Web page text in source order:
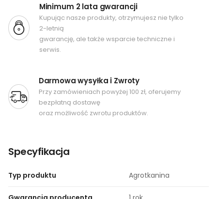
Minimum 2 lata gwarancji
Kupując nasze produkty, otrzymujesz nie tylko
2-letnią
gwarancję, ale także wsparcie techniczne i
serwis.
Darmowa wysyłka i Zwroty
Przy zamówieniach powyżej 100 zł, oferujemy
bezpłatną dostawę
oraz możliwość zwrotu produktów.
Specyfikacja
Typ produktu Agrotkanina